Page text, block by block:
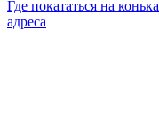
Где покататься на
адреса